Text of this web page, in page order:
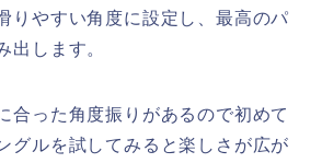
りやすい角度に設定し、最高のパ
出します。
合った角度振りがあるので初めて
グルを試してみると楽しさが広が